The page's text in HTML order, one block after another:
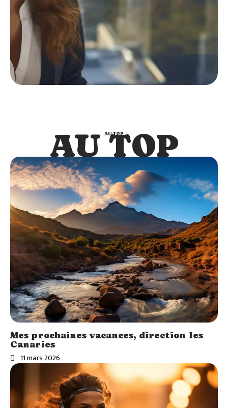
AU TOP
AU TOP
Mes prochaines vacances, direction les
Canaries
11 mars 2026